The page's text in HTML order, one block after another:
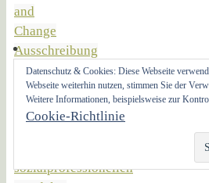
and
Change
Ausschreibung
Berlin:
Professur
für
sozialprofessionellen
Datenschutz & Cookies: Diese Webseite
Webseite weiterhin nutzen, stimmen Sie der
Weitere Informationen, beispielsweise zur
Cookie-Richtlinie